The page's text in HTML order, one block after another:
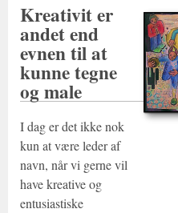
Kreativit er
andet end
evnen til at
kunne tegne
og male
I dag er det ikke nok
kun at være leder af
navn, når vi gerne vil
have kreative og
entusiastiske